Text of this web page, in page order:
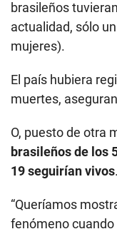
brasileños
actualidad, sólo
mujeres).
El país hubiera
muertes,
O, puesto de otra
brasileños de los
19 seguirían vivos.
“Queríamos
fenómeno